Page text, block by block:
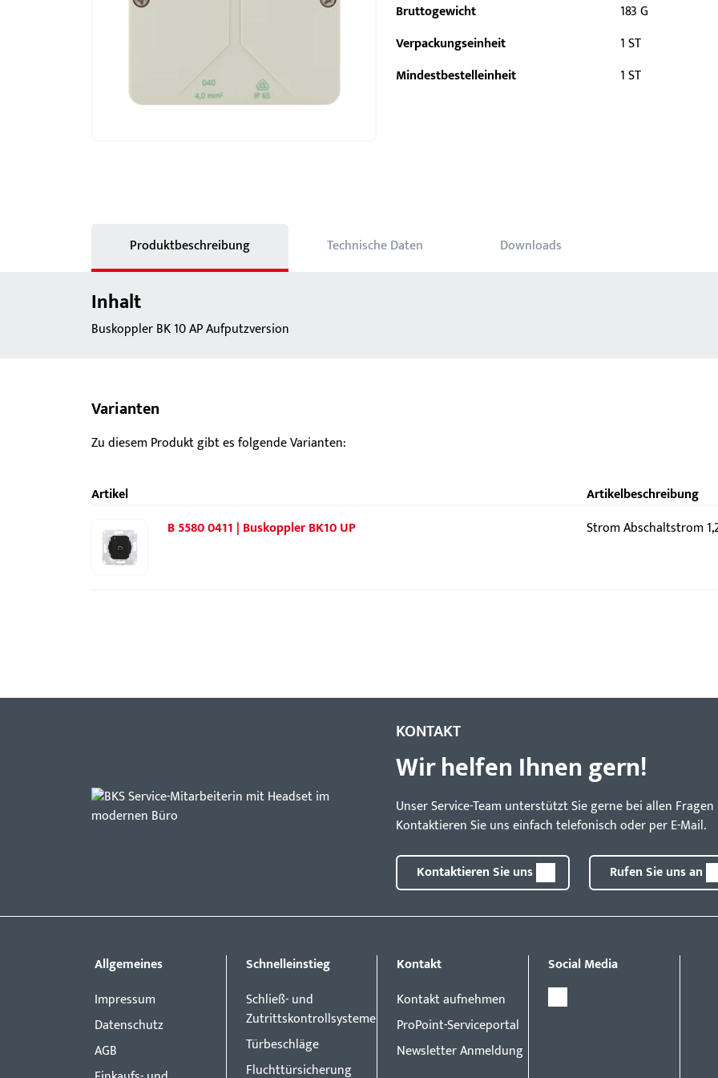
Schlösser
BKS MasterKeySystem
Bruttogewicht
183 G
Verpackungseinheit
1 ST
Mindestbestelleinheit
1 ST
Produktbeschreibung Technische Daten Downloads
Inhalt
Buskoppler BK 10 AP Aufputzversion
Varianten
Zu diesem Produkt gibt es folgende Varianten:
Artikel
Artikelbeschreibung
B 5580 0411 | Buskoppler BK10 UP
Strom Abschaltstrom
KONTAKT
Wir helfen Ihnen gern!
Unser Service-Team unterstützt Sie gerne bei allen
Kontaktieren Sie uns einfach telefonisch oder per E-Mail.
Kontaktieren Sie uns Rufen Sie uns an
Allgemeines
Impressum
Datenschutz
AGB
Schnelleinstieg
Schließ- und
Zutrittskontrollsysteme
Türbeschläge
Fluchttürsicherung
Kontakt
Kontakt aufnehmen
ProPoint-Serviceportal
Newsletter Anmeldung
Social Media